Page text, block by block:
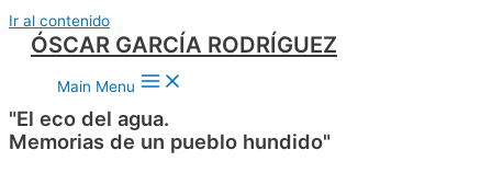
Ir al contenido
ÓSCAR GARCÍA RODRÍGUEZ
Main Menu
"El eco del agua.
Memorias de un pueblo hundido"